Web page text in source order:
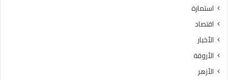
استمارة
اقتصاد
الأخبار
الأروقة
الأزهر